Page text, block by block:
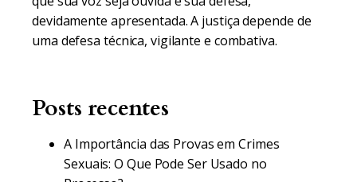
devidamente apresentada. A justiça depende de
uma defesa técnica, vigilante e combativa.
Posts recentes
A Importância das Provas em Crimes
Sexuais: O Que Pode Ser Usado no